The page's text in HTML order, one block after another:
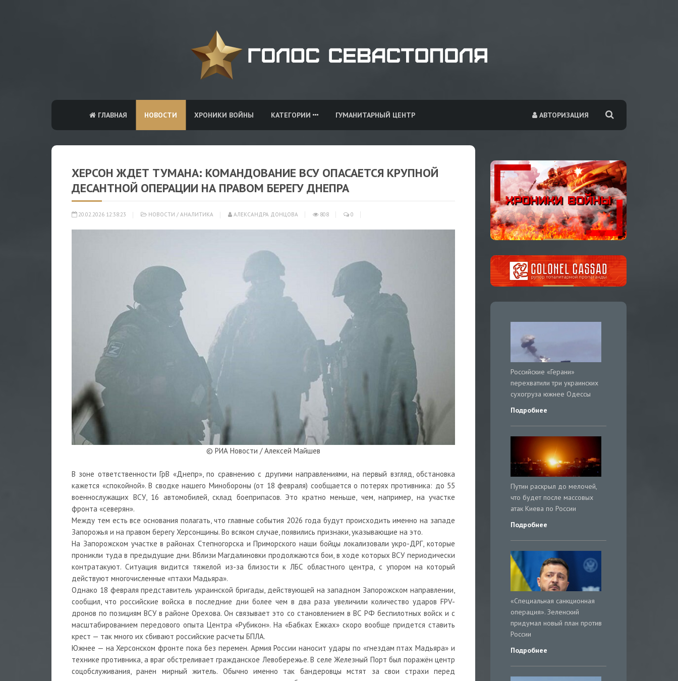
АВТОРИЗАЦИЯ
ГЛАВНАЯ НОВОСТИ ХРОНИКИ ВОЙНЫ КАТЕГОРИИ ГУМАНИТАРНЫЙ ЦЕНТР
ХЕРСОН ЖДЕТ ТУМАНА: КОМАНДОВАНИЕ ВСУ ОПАСАЕТСЯ КРУПНОЙ
ДЕСАНТНОЙ ОПЕРАЦИИ НА ПРАВОМ БЕРЕГУ ДНЕПРА
20.02.2026 12:38:23 НОВОСТИ / АНАЛИТИКА АЛЕКСАНДРА ДОНЦОВА 808 0
© РИА Новости / Алексей Майшев
В зоне ответственности ГрВ «Днепр», по сравнению с другими направлениями, на первый взгляд, обстановка
кажется «спокойной». В сводке нашего Минобороны (от 18 февраля) сообщается о потерях противника: до 55
военнослужащих ВСУ, 16 автомобилей, склад боеприпасов. Это кратно меньше, чем, например, на участке
фронта «северян».
Между тем есть все основания полагать, что главные события 2026 года будут происходить именно на западе
Запорожья и на правом берегу Херсонщины. Во всяком случае, появились признаки, указывающие на это.
На Запорожском участке в районах Степногорска и Приморского наши бойцы локализовали укро-ДРГ, которые
проникли туда в предыдущие дни. Вблизи Магдалиновки продолжаются бои, в ходе которых ВСУ периодически
контратакуют. Ситуация видится тяжелой из-за близости к ЛБС областного центра, с упором на который
действуют многочисленные «птахи Мадьяра».
Однако 18 февраля представитель украинской бригады, действующей на западном Запорожском направлении,
сообщил, что российские войска в последние дни более чем в два раза увеличили количество ударов FPV-
дронов по позициям ВСУ в районе Орехова. Он связывает это со становлением в ВС РФ беспилотных войск и с
масштабированием передового опыта Центра «Рубикон». На «Бабках Ежках» скоро вообще придется ставить
крест — так много их сбивают российские расчеты БПЛА.
Южнее — на Херсонском фронте пока без перемен. Армия России наносит удары по «гнездам птах Мадьяра» и
технике противника, а враг обстреливает гражданское Левобережье. В селе Железный Порт был поражён центр
соцобслуживания, ранен мирный житель. Обычно именно так бандеровцы мстят за свои страхи перед
Российские «Герани»
перехватили три украинских
сухогруза южнее Одессы
Подробнее
Путин раскрыл до мелочей,
что будет после массовых
атак Киева по России
Подробнее
«Специальная санкционная
операция». Зеленский
придумал новый план против
России
Подробнее